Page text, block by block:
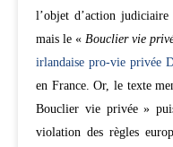
l’objet d’action
mais le « Bouclier vie
irlandaise pro-vie privée
en France. Or, le texte
Bouclier vie privée »
violation des règles